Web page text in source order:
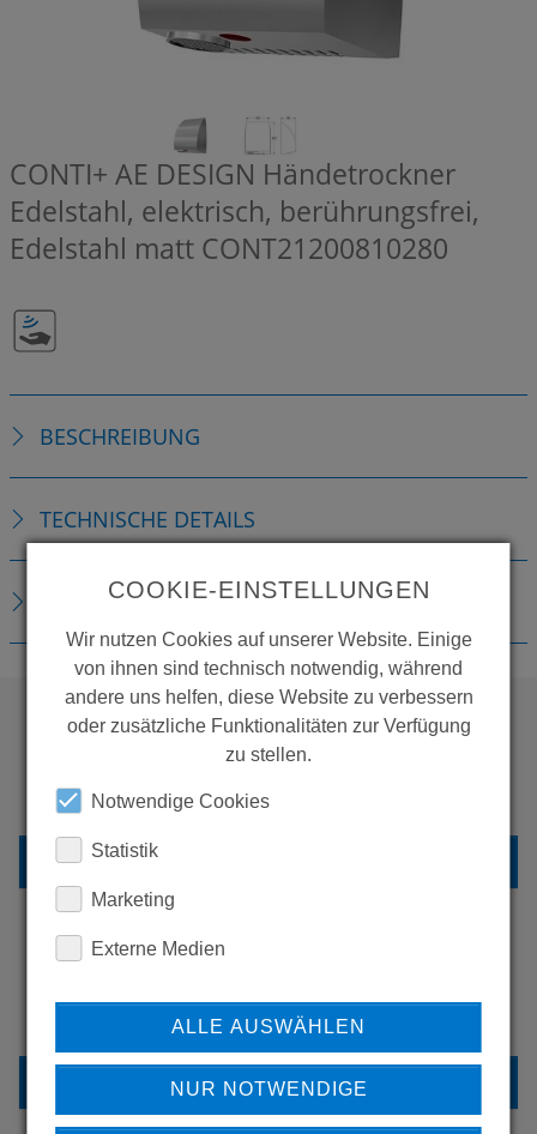
CONTI+ AE DESIGN Händetrockner
Edelstahl, elektrisch, berührungsfrei,
Edelstahl matt CONT21200810280
BESCHREIBUNG
TECHNISCHE DETAILS
DOWNLOADS
WOLLEN SIE MEHR
PRODUKTE SEHEN?
ZURÜCK ZUR ÜBERSICHT
UNSERE REFERENZEN
REFERENZEN
COOKIE-EINSTELLUNGEN
Wir nutzen Cookies auf unserer Website. Einige
von ihnen sind technisch notwendig, während
andere uns helfen, diese Website zu verbessern
oder zusätzliche Funktionalitäten zur Verfügung
zu stellen.
Notwendige Cookies
Statistik
Marketing
Externe Medien
ALLE AUSWÄHLEN
NUR NOTWENDIGE